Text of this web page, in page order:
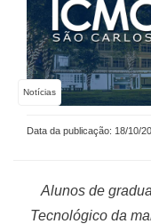
Notícias
Data da publicação: 18/10/
Alunos de
Tecnológico da